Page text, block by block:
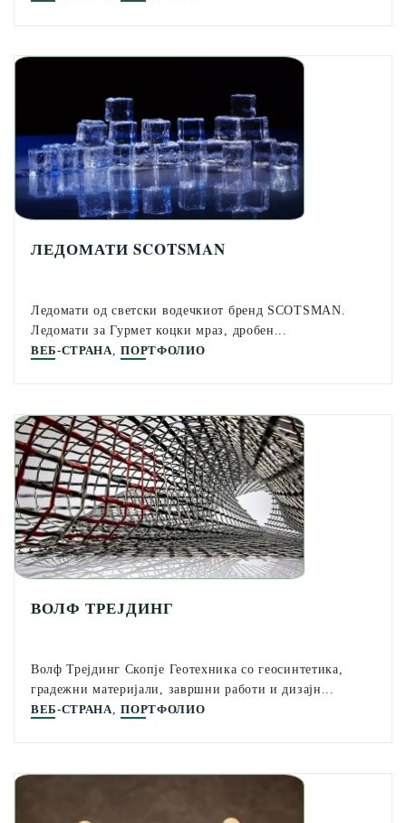
ЛЕДОМАТИ SCOTSMAN
Ледомати од светски водечкиот бренд SCOTSMAN.
Ледомати за Гурмет коцки мраз, дробен...
ВЕБ-СТРАНА,ПОРТФОЛИО
ВОЛФ ТРЕЈДИНГ
Волф Трејдинг Скопје Геотехника со геосинтетика,
градежни материјали, завршни работи и дизајн...
ВЕБ-СТРАНА ,ПОРТФОЛИО